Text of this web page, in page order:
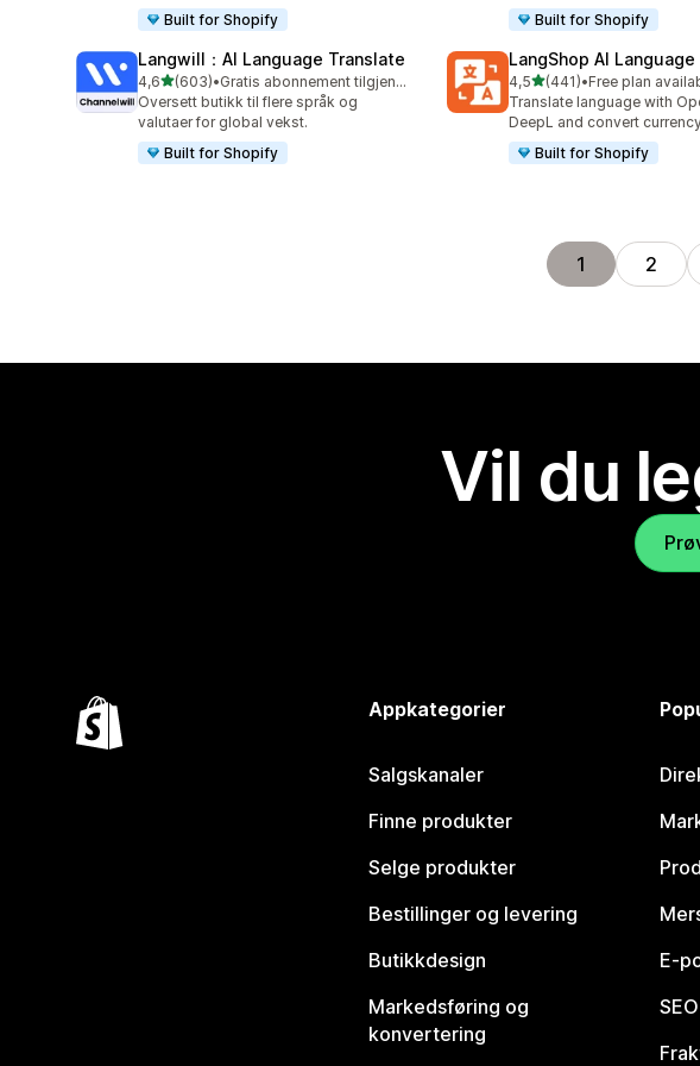
Built for Shopify
Built for Shopify
Langwill：AI Language Translate
4,6av 5 stjerner
(603)
Totalt 603 omtaler
•
Gratis abonnement tilgjengelig
Oversett butikk til flere språk og
valutaer for global vekst.
Built for Shopify
LangShop AI
4,5av 5 stjerner
(441)
Totalt 441 omtaler
•Free plan
Translate language with
DeepL and convert
Built for Shopify
1 2
Vil du
Appkategorier
Salgskanaler
Finne produkter
Selge produkter
Bestillinger og levering
Butikkdesign
Markedsføring og
konvertering
E-
SEO